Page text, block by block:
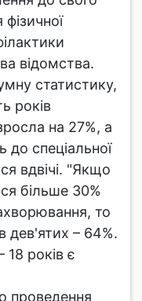
відомства.
статистику,
років
на 27%, а
до спеціальної
вдвічі. "Якщо
більше 30%
то
дев'ятих – 64%.
18 років є
проведення